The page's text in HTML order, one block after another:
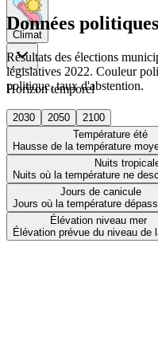
Climat
Horizon temporel
2030 2050
2100
Température été
Hausse de la température
Nuits
Nuits où la température ne
Jours de canicule
Jours où la température
Élévation niveau mer
Élévation prévue du niveau de
Données politiques
Résultats des élections
législatives 2022. Couleur
politique, taux d'abstention.